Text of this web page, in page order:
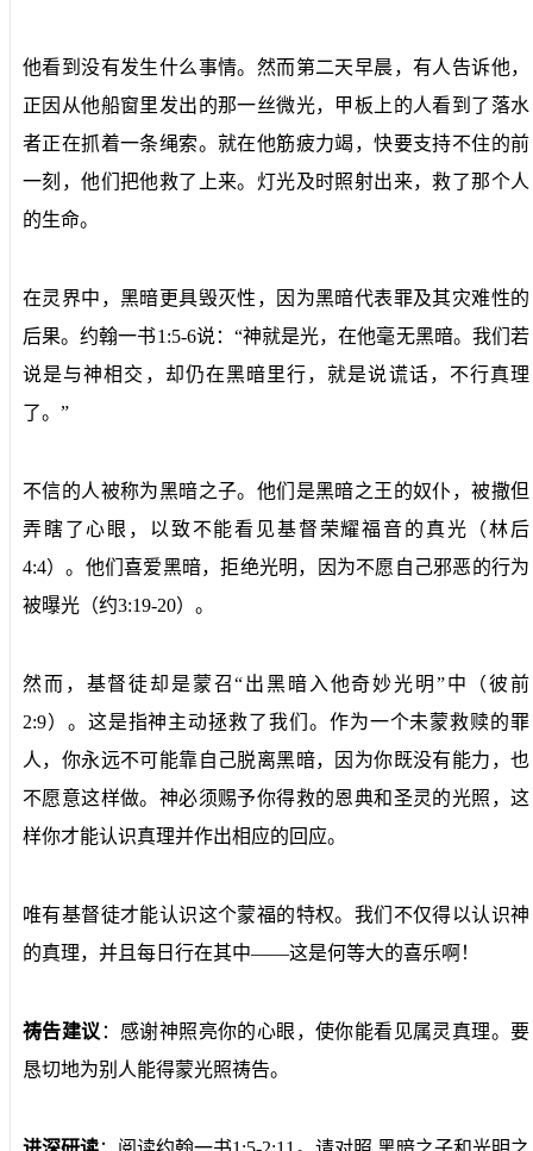
他看到没有发生什么事情。然而第二天早晨，有人告诉他，
正因从他船窗里发出的那一丝微光，甲板上的人看到了落水
者正在抓着一条绳索。就在他筋疲力竭，快要支持不住的前
一刻，他们把他救了上来。灯光及时照射出来，救了那个人
的生命。
在灵界中，黑暗更具毁灭性，因为黑暗代表罪及其灾难性的
后果。约翰一书1:5-6说：“神就是光，在他毫无黑暗。我们若
说是与神相交，却仍在黑暗里行，就是说谎话，不行真理
了。”
不信的人被称为黑暗之子。他们是黑暗之王的奴仆，被撒但
弄瞎了心眼，以致不能看见基督荣耀福音的真光（林后
4:4）。他们喜爱黑暗，拒绝光明，因为不愿自己邪恶的行为
被曝光（约3:19-20）。
然而，基督徒却是蒙召“出黑暗入他奇妙光明”中（彼前
2:9）。这是指神主动拯救了我们。作为一个未蒙救赎的罪
人，你永远不可能靠自己脱离黑暗，因为你既没有能力，也
不愿意这样做。神必须赐予你得救的恩典和圣灵的光照，这
样你才能认识真理并作出相应的回应。
唯有基督徒才能认识这个蒙福的特权。我们不仅得以认识神
的真理，并且每日行在其中——这是何等大的喜乐啊！
祷告建议 ：感谢神照亮你的心眼，使你能看见属灵真理。要
恳切地为别人能得蒙光照祷告。